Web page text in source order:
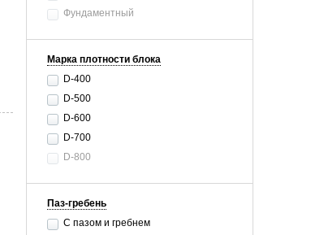
Фундаментный
Марка плотности блока
D-400
D-500
D-600
D-700
D-800
Паз-гребень
С пазом и гребнем